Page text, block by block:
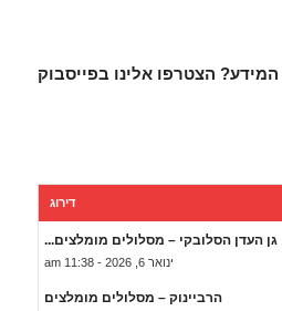
הצטרפו אלינו בפייסבוק
דירוג
גן העדן הסלובקי – מסלולים מומלצים...
ינואר 6, 2026 - 11:38 am
הרביינוק – מסלולים מומלצים